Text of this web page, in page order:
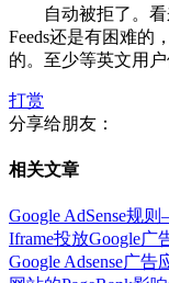
自动被拒了。看来
Feeds还是有困难的
的。至少等英文用
打赏
分享给朋友：
相关文章
Google AdSense规
Iframe投放Google广
Google Adsense广